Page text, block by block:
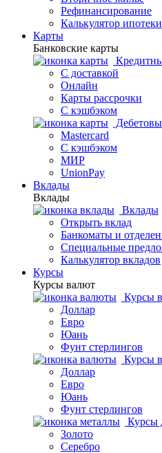
Рефинансирование
Калькулятор ипотеки
Карты
Банковские карты
С доставкой
Онлайн
Карты рассрочки
С кэшбэком
Mastercard
С кэшбэком
МИР
UnionPay
Вклады
Вклады
Вклады
Открыть вклад
Банкоматы и
Специальные
Калькулятор вкладов
Курсы
Курсы валют
Курсы
Доллар
Евро
Юань
Фунт стерлингов
Курсы
Доллар
Евро
Юань
Фунт стерлингов
Курсы
Золото
Серебро